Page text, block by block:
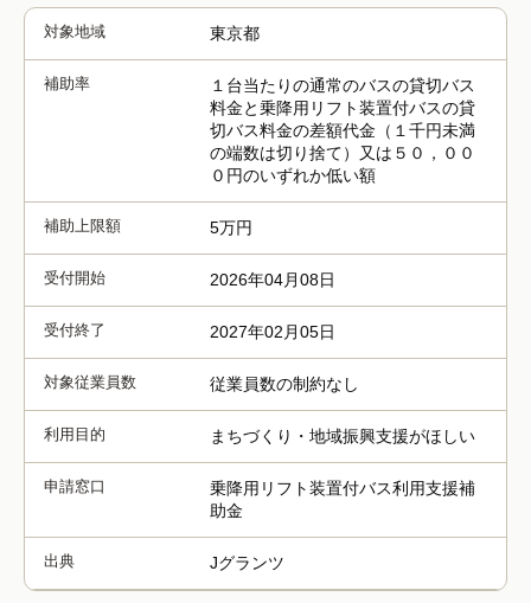
対象地域 東京都
補助率
１台当たりの通常のバスの貸切バス
料金と乗降用リフト装置付バスの貸
切バス料金の差額代金（１千円未満
の端数は切り捨て）又は５０，００
０円のいずれか低い額
補助上限額 5万円
受付開始 2026年04月08日
受付終了 2027年02月05日
対象従業員数 従業員数の制約なし
利用目的 まちづくり・地域振興支援がほしい
申請窓口
乗降用リフト装置付バス利用支援補
助金
出典 Jグランツ